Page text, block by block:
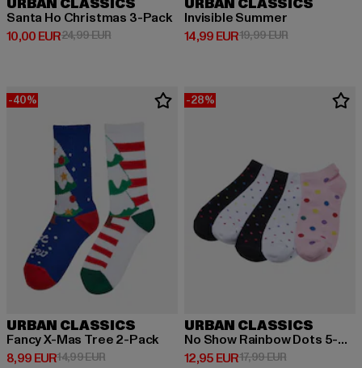
URBAN CLASSICS
Santa Ho Christmas 3-Pack
10,00 EUR
Derzeitiger Preis: 10,00 EUR
24,99 EURAktionspreis: 24,99 EUR
URBAN CLASSICS
Invisible Summer
14,99 EUR
Derzeitiger Preis: 14,99 EUR
19,99 EURAktionspreis:
-40%
URBAN CLASSICS
Fancy X-Mas Tree 2-Pack
8,99 EUR
Derzeitiger Preis: 8,99 EUR
14,99 EURAktionspreis: 14,99 EUR
-28%
URBAN CLASSICS
No Show Rainbow Dots 5-Pack
12,95 EUR
Derzeitiger Preis: 12,95 EUR
17,99 EURAktionspreis: